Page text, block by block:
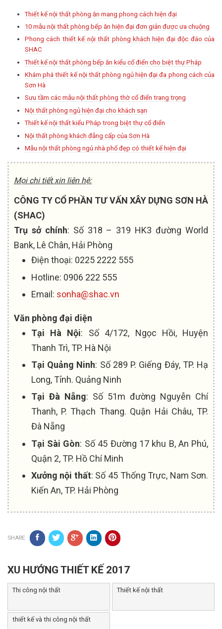
Thiết kế nội thất phòng ăn mang phong cách hiện đại
10 mẫu nội thất phòng bếp ăn hiện đại đơn giản được ưa chuộng
Phong cách thiết kế nội thất phòng khách hiện đại độc đáo của
SHAC
Thiết kế nội thất phòng bếp ăn kiểu cổ điển cho biệt thự Pháp
Khám phá thiết kế nội thất phòng ngủ hiện đại đa phong cách của
Sơn Hà
Sưu tầm các mẫu nội thất phòng thờ cổ điển trang trọng
Nội thất phòng ngủ hiện đại cho khách sạn
Thiết kế nội thất kiểu Pháp trong biệt thự cổ điển
Nội thất phòng khách đẳng cấp của Sơn Hà
Mẫu nội thất phòng ngủ nhà phố đẹp có thiết kế hiện đại
Mọi chi tiết xin liên hệ:
CÔNG TY CỔ PHẦN TƯ VẤN XÂY DỰNG SƠN HÀ
(SHAC)
Trụ sở chính: Số 318 – 319 HK3 đường World
Bank, Lê Chân, Hải Phòng
Điện thoại: 0225 2222 555
Hotline: 0906 222 555
Email: sonha@shac.vn
Văn phòng đại diện
Tại Hà Nội: Số 4/172, Ngọc Hồi, Huyện
Thanh Trì, TP. Hà Nội
Tại Quảng Ninh: Số 289 P. Giếng Đáy, TP. Hạ
Long, Tỉnh. Quảng Ninh
Tại Đà Nẵng: Số 51m đường Nguyễn Chí
Thanh, P. Thạch Thang. Quận Hải Châu, TP.
Đà Nẵng
Tại Sài Gòn: Số 45 Đường 17 khu B, An Phú,
Quận 2, TP. Hồ Chí Minh
Xưởng nội thất: Số 45 Thống Trực, Nam Sơn.
Kiến An, TP. Hải Phòng
SHARE:
XU HƯỚNG THIẾT KẾ 2017
Thi công nội thất Thiết kế nội thất
thiết kế và thi công nội thất